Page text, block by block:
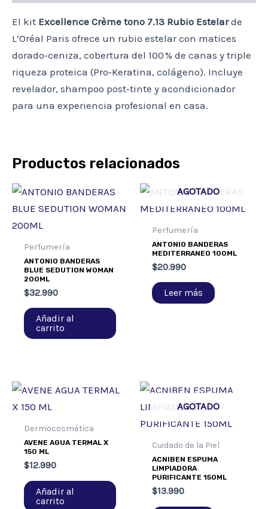
El kit Excellence Crème tono 7.13 Rubio Estelarde
L’Oréal Paris ofrece un rubio estelar con matices
dorado‑ceniza, cobertura del 100 % de canas y triple
riqueza proteica (Pro‑Keratina, colágeno). Incluye
revelador, shampoo post‑tinte y acondicionador
para una experiencia profesional en casa.
Productos relacionados
Perfumería
ANTONIO BANDERAS
BLUE SEDUTION WOMAN
200ML
$32.990
Añadir al
carrito
AGOTADO
Perfumería
ANTONIO BANDERAS
MEDITERRANEO 100ML
$20.990
Leer más
Dermocosmética
AVENE AGUA TERMAL X
150 ML
$12.990
Añadir al
carrito
AGOTADO
Cuidado de la Piel
ACNIBEN ESPUMA
LIMPIADORA
PURIFICANTE 150ML
$13.990